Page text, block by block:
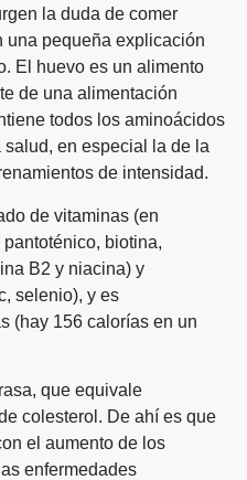
la duda de comer
una pequeña explicación
El huevo es un alimento
de una alimentación
todos los aminoácidos
en especial la de la
de intensidad.
de vitaminas (en
biotina,
B2 y niacina) y
selenio), y es
(hay 156 calorías en un
que equivale
colesterol. De ahí es que
el aumento de los
enfermedades